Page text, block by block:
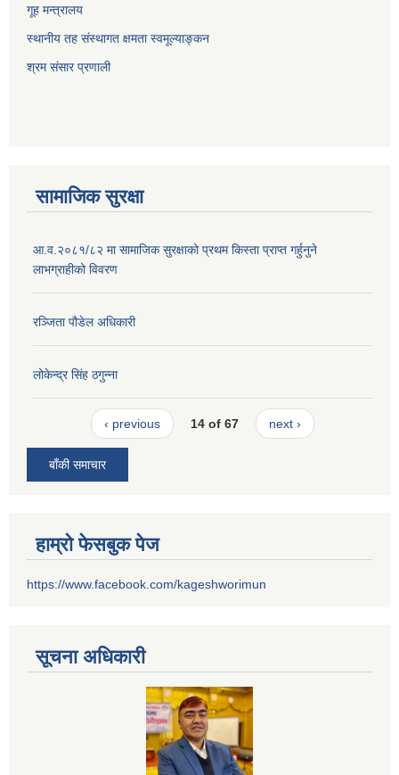
गूह मन्त्रालय
स्थानीय तह संस्थागत क्षमता स्वमूल्याङ्कन
श्रम संसार प्रणाली
सामाजिक सुरक्षा
आ.व.२०८१/८२ मा सामाजिक सुरक्षाको प्रथम किस्ता प्राप्त गर्हुनुने
लाभग्राहीको विवरण
रञ्जिता पौडेल अधिकारी
लोकेन्द्र सिंह ठगुन्ना
‹ previous 14 of 67 next ›
बाँकी समाचार
हाम्रो फेसबुक पेज
https://www.facebook.com/kageshworimun
सूचना अधिकारी